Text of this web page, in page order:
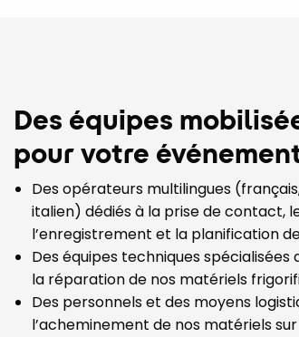
Des équipes
pour votre
Des opérateurs multilingues
italien) dédiés à la prise de contact,
l’enregistrement et la planification
Des équipes techniques
la réparation de nos matériels
Des personnels et des moyens
l’acheminement de nos matériels